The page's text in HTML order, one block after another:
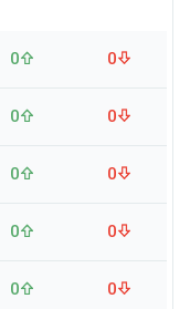
0 0
0 0
0 0
0 0
0 0